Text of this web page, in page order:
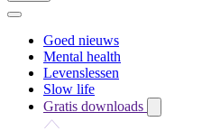
Goed nieuws
Mental health
Levenslessen
Slow life
Gratis downloads